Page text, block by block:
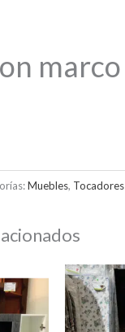
marco
Muebles, Tocadores